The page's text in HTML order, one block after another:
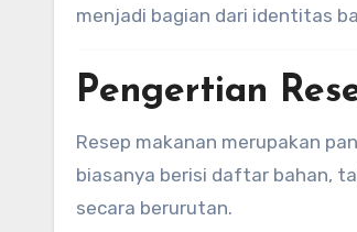
menjadi bagian dari identitas
Pengertian
Resep makanan merupakan
biasanya berisi daftar bahan,
secara berurutan.